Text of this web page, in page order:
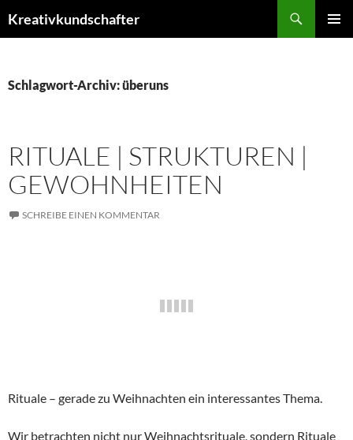
Inhalt
Kreativkundschafter
Schlagwort-Archiv: überuns
RITUALE | STRUKTUREN |
GEWOHNHEITEN
SCHREIBE EINEN KOMMENTAR
Rituale – gerade zu Weihnachten ein interessantes Thema.
Wir betrachten nicht nur Weihnachtsrituale, sondern Rituale